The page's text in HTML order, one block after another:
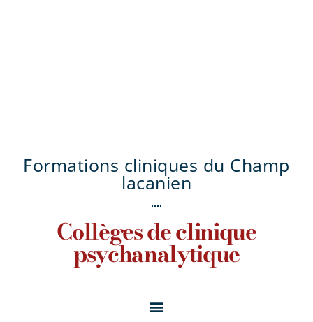
Formations cliniques du Champ
lacanien
Collèges de clinique
psychanalytique